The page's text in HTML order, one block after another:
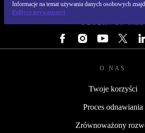
Informacje na temat używania danych osobowych
Polityce prywatności
OBSERWUJ NAS
O NAS
Twoje korzyści
Proces odnawiania
Zrównoważony